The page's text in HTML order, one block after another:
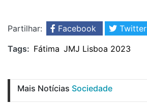
Partilhar: Facebook
Twitter
Tags: Fátima JMJ Lisboa 2023
Mais Notícias Sociedade